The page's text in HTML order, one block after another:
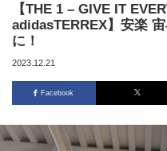
【THE 1 – GIVE IT
adidasTERREX】安楽
に！
2023.12.21
Facebook